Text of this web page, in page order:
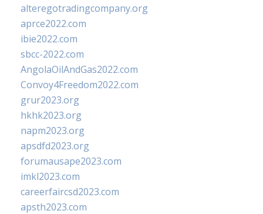
alteregotradingcompany.org
aprce2022.com
ibie2022.com
sbcc-2022.com
AngolaOilAndGas2022.com
Convoy4Freedom2022.com
grur2023.org
hkhk2023.org
napm2023.org
apsdfd2023.org
forumausape2023.com
imkl2023.com
careerfaircsd2023.com
apsth2023.com